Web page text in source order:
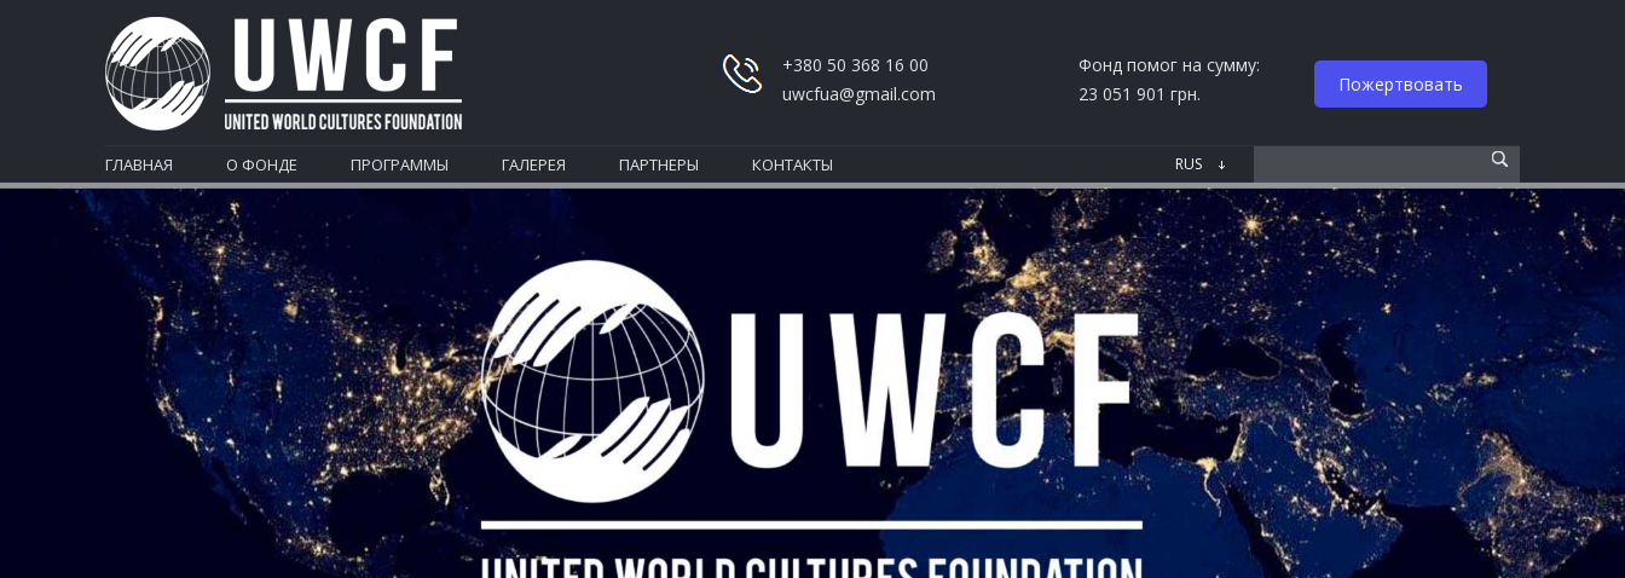
+380 50 368 16 00
uwcfua@gmail.com
Фонд помог на сумму:
23 051 901 грн.
Пожертвовать
ГЛАВНАЯ О ФОНДЕ ПРОГРАММЫ ГАЛЕРЕЯ ПАРТНЕРЫ КОНТАКТЫ